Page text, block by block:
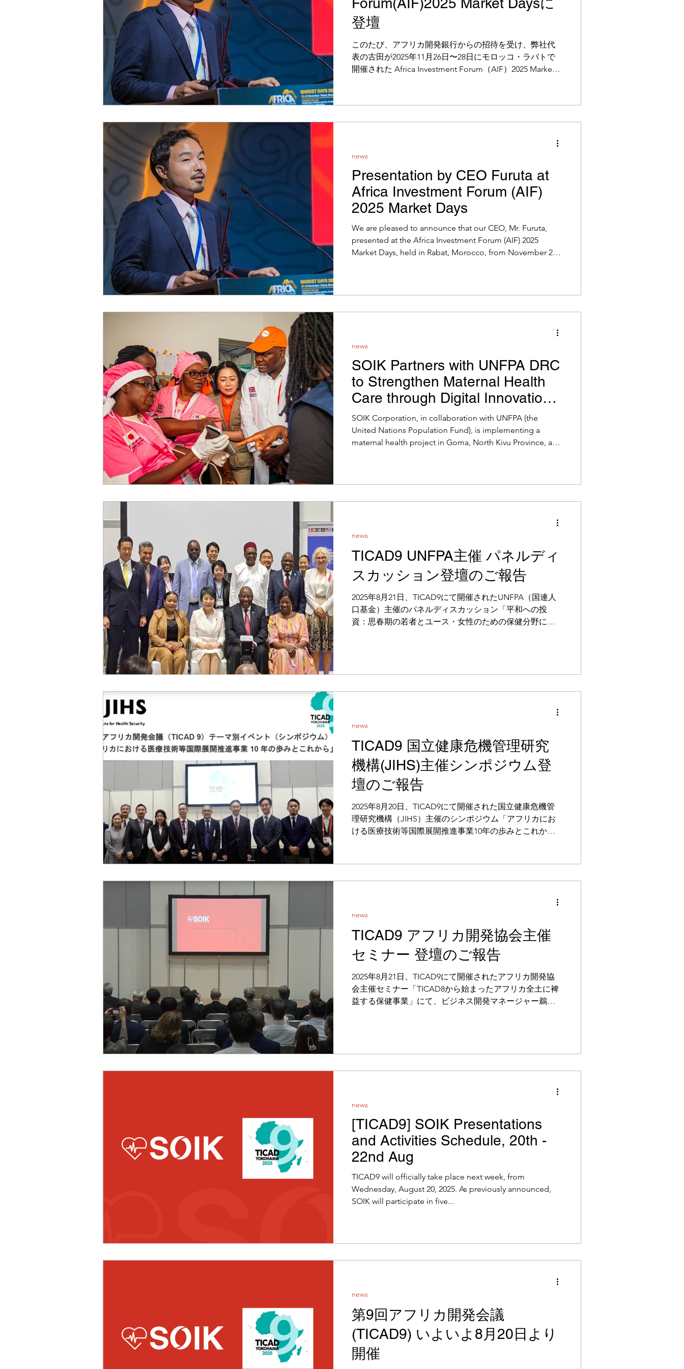
登壇
このたび、アフリカ開発銀行からの招待を受け、弊社代
表の古田が2025年11月26日〜28日にモロッコ・ラバトで
開催された Africa Investment Forum（AIF）2025 Market
Potential」をテーマに、投資家、開発金融機関、商業銀
古田の登壇 / SOIKの事業を紹介 古田は、アフリカ開発銀
「Scaling Maternal Health with Evidence & Financing: A
Bankable Digital Solution from Africa SPAQ by SOIK」を
テーマに、SOIKのアフリカでの取り組み
Presentation by CEO Furuta at
Africa Investment Forum (AIF)
2025 Market Days
We are pleased to announce that our CEO, Mr. Furuta,
presented at the Africa Investment Forum (AIF) 2025
Market Days, held in Rabat, Morocco, from November 26
institutions, commercial banks, government
news
SOIK Partners with UNFPA DRC
to Strengthen Maternal Health
Care through Digital Innovation
in Conflict-Affected Areas
SOIK Corporation, in collaboration with UNFPA (the
United Nations Population Fund), is implementing a
maternal health project in Goma, North Kivu Province, and
initiative enables midwives in conflict-affected areas to
news
TICAD9 UNFPA主催 パネルディ
スカッション登壇のご報告
2025年8月21日、TICAD9にて開催されたUNFPA（国連人
口基金）主催のパネルディスカッション「平和への投
資：思春期の若者とユース・女性のための保健分野にお
に据える重要性を強調しました。 続いて、上川陽子衆議
た、牧島かれん衆議院議員がビデオメッセージで登壇
し、弊社の母子保健DXプラットフォーム「SPAQ」の導
入を通じた母子保健強化の取り組みについて言及いただ
きました。 パネルディスカッションでは、コンゴ民主共
和国、ナイジェリア、マダガスカル、エチオピアにおけ
る日本企業の先端技術を活用した協業事例が紹介されま
した。そのなかで古田は、コ
news
TICAD9 国立健康危機管理研究
機構(JIHS)主催シンポジウム登
壇のご報告
2025年8月20日、TICAD9にて開催された国立健康危機管
理研究機構（JIHS）主催のシンポジウム「アフリカにお
ける医療技術等国際展開推進事業10年の歩みとこれか
シ...
news
TICAD9 アフリカ開発協会主催
セミナー 登壇のご報告
2025年8月21日、TICAD9にて開催されたアフリカ開発協
会主催セミナー「TICAD8から始まったアフリカ全土に裨
益する保健事業」にて、ビジネス開発マネージャー鵜飼
news
[TICAD9] SOIK Presentations
and Activities Schedule, 20th -
22nd Aug
TICAD9 will officially take place next week, from
Wednesday, August 20, 2025. As previously announced,
SOIK will participate in five...
news
第9回アフリカ開発会議
(TICAD9) いよいよ8月20日より
開催
news